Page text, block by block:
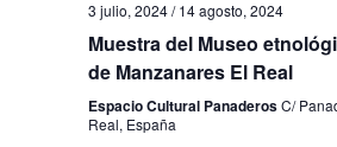
3 julio, 2024/14 agosto, 2024
Muestra del Museo
de Manzanares El Real
Espacio Cultural PanaderosC/
Real, España